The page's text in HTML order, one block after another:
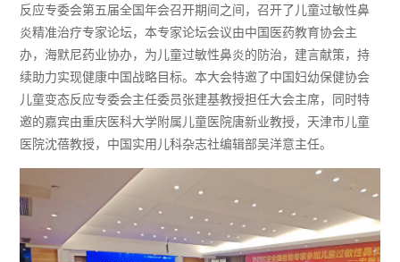
反应专委会第五届全国年会召开期间之间，召开了儿童过敏性鼻
炎精准治疗专家论坛，本专家论坛会议由中国医药教育协会主
办，海默尼药业协办，为儿童过敏性鼻炎的防治，建言献策，持
续助力实现健康中国战略目标。本大会特邀了中国妇幼保健协会
儿童变态反应专委会主任委员张建基教授担任大会主席，同时特
邀的嘉宾由重庆医科大学附属儿童医院唐新业教授，天津市儿童
医院沈蓓教授，中国实用儿科杂志社编辑部吴洋意主任。